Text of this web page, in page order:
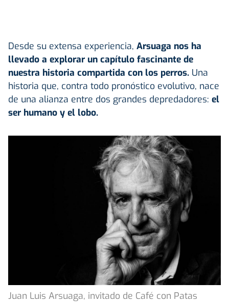
Desde su extensa experiencia, Arsuaga nos ha
llevado a explorar un capítulo fascinante de
nuestra historia compartida con los perros. Una
historia que, contra todo pronóstico evolutivo, nace
de una alianza entre dos grandes depredadores: el
ser humano y el lobo.
Juan Luis Arsuaga, invitado de Café con Patas